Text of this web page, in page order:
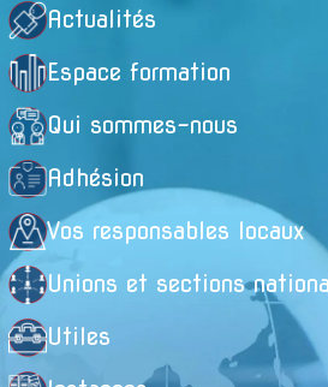
Actualités
Espace formation
Qui sommes-nous
Adhésion
Vos responsables locaux
Unions et sections
Utiles